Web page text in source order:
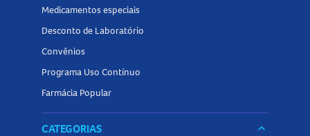
Medicamentos especiais
Desconto de Laboratório
Convênios
Programa Uso Contínuo
Farmácia Popular
CATEGORIAS keyboard_arrow_down